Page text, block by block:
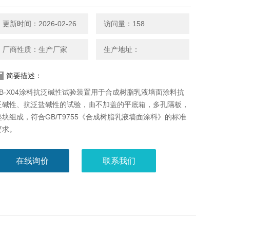
更新时间：2026-02-26 访问量：158
厂商性质：生产厂家 生产地址：
简要描述：
X04涂料抗泛碱性试验装置用于合成树脂乳液墙面涂料抗
碱性、抗泛盐碱性的试验，由不加盖的平底箱，多孔隔板，
块组成，符合GB/T9755《合成树脂乳液墙面涂料》的标准
。
在线询价 联系我们